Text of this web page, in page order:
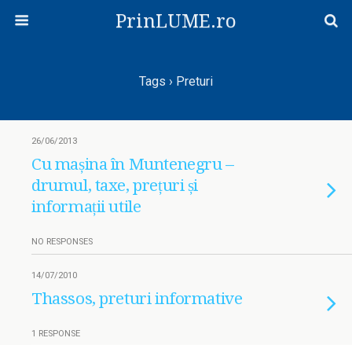
PrinLUME.ro
Tags › Preturi
26/06/2013
Cu mașina în Muntenegru –
drumul, taxe, prețuri și
informații utile
NO RESPONSES
14/07/2010
Thassos, preturi informative
1 RESPONSE